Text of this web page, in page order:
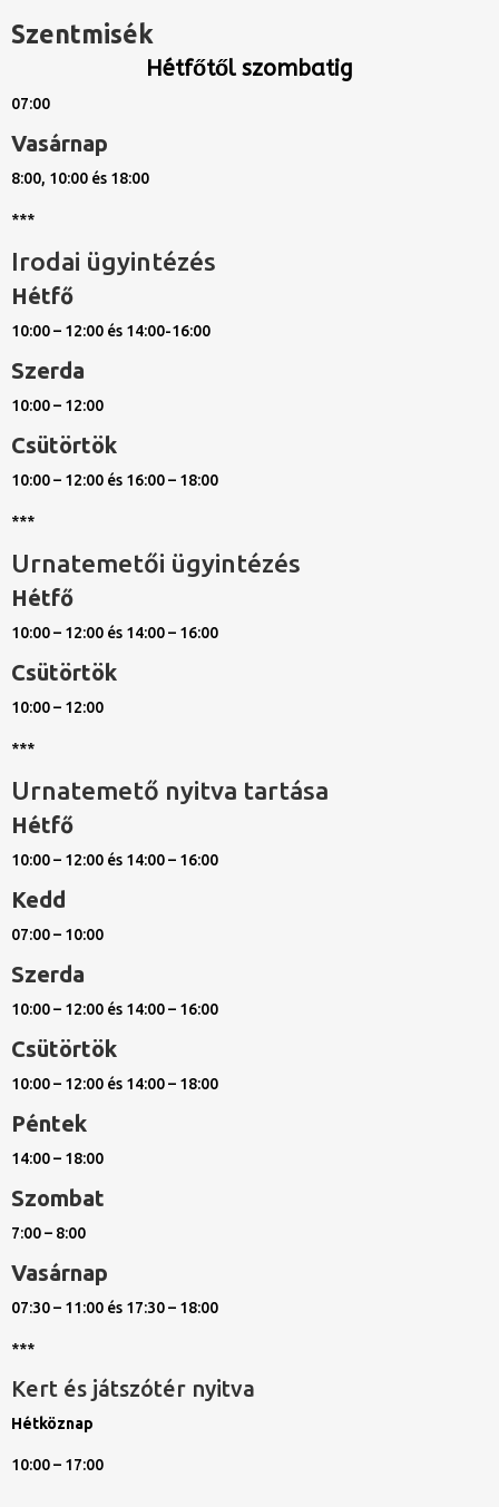
Szentmisék
Hétfőtől szombatig
07:00
Vasárnap
8:00, 10:00 és 18:00
***
Irodai ügyintézés
Hétfő
10:00 – 12:00 és 14:00-16:00
Szerda
10:00 – 12:00
Csütörtök
10:00 – 12:00 és 16:00 – 18:00
***
Urnatemetői ügyintézés
Hétfő
10:00 – 12:00 és 14:00 – 16:00
Csütörtök
10:00 – 12:00
***
Urnatemető nyitva tartása
Hétfő
10:00 – 12:00 és 14:00 – 16:00
Kedd
07:00 – 10:00
Szerda
10:00 – 12:00 és 14:00 – 16:00
Csütörtök
10:00 – 12:00 és 14:00 – 18:00
Péntek
14:00 – 18:00
Szombat
7:00 – 8:00
Vasárnap
07:30 – 11:00 és 17:30 – 18:00
***
Kert és játszótér nyitva
Hétköznap
10:00 – 17:00